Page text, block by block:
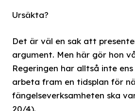
Ursäkta?
Det är väl en sak att
argument. Men här gör hon
Regeringen har alltså inte
arbeta fram en tidsplan för
fängelseverksamheten ska
20/4).